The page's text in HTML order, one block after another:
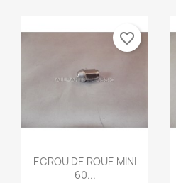
Aperçu rapide
ECROU DE ROUE MINI
60...
favorite_border